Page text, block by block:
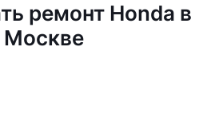
ремонт Honda в
Москве